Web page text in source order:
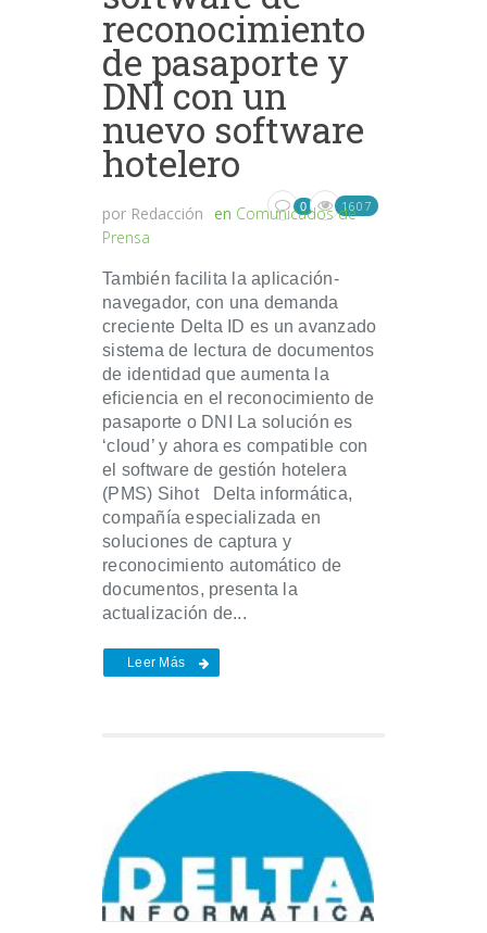
reconocimiento
de pasaporte y
DNI con un
nuevo software
hotelero
por Redacción en Comunicados de
Prensa
0 1607
También facilita la aplicación-
navegador, con una demanda
creciente Delta ID es un avanzado
sistema de lectura de documentos
de identidad que aumenta la
eficiencia en el reconocimiento de
pasaporte o DNI La solución es
‘cloud’ y ahora es compatible con
el software de gestión hotelera
(PMS) Sihot Delta informática,
compañía especializada en
soluciones de captura y
reconocimiento automático de
documentos, presenta la
actualización de...
Leer Más